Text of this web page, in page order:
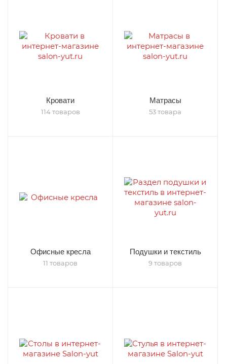
Кровати
114 товаров
Матрасы
53 товара
Офисные кресла
11 товаров
Подушки и текстиль
9 товаров